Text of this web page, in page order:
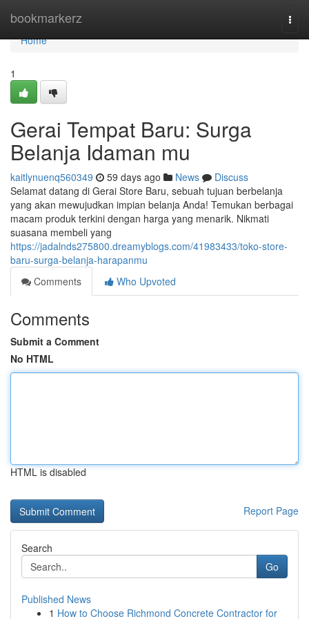
bookmarkerz
Home
Home
1
Gerai Tempat Baru: Surga
Belanja Idaman mu
kaitlynuenq560349 59 days ago News
Discuss
Selamat datang di Gerai Store Baru, sebuah tujuan berbelanja
yang akan mewujudkan impian belanja Anda! Temukan berbagai
macam produk terkini dengan harga yang menarik. Nikmati
suasana membeli yang
https://jadalnds275800.dreamyblogs.com/41983433/toko-store-
baru-surga-belanja-harapanmu
Comments
Who Upvoted
Comments
Submit a Comment
No HTML
HTML is disabled
Report Page
Search
Go
Published News
1 How to Choose Richmond Concrete Contractor for